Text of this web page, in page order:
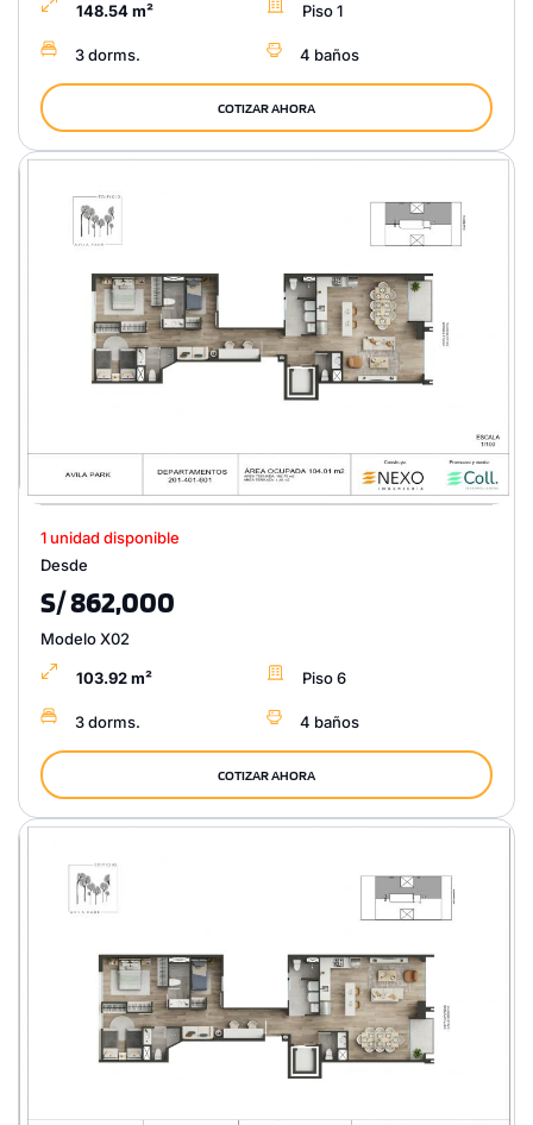
148.54 m² Piso 1
3 dorms. 4 baños
COTIZAR AHORA
1 unidad disponible
Desde
S/ 862,000
Modelo X02
103.92 m² Piso 6
3 dorms. 4 baños
COTIZAR AHORA